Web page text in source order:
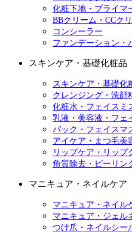
化粧下地・プライマ
BBクリーム・CCク
コンシーラー
ファンデーション・
スキンケア・基礎化粧品
スキンケア・基礎化
クレンジング・洗顔
化粧水・フェイスミ
乳液・美容液・フェ
パック・フェイスマ
アイケア・まつ毛美
リップケア・リップ
角質除去・ピーリン
マニキュア・ネイルケア
マニキュア・ネイル
マニキュア・ジェル
つけ爪・ネイルシー